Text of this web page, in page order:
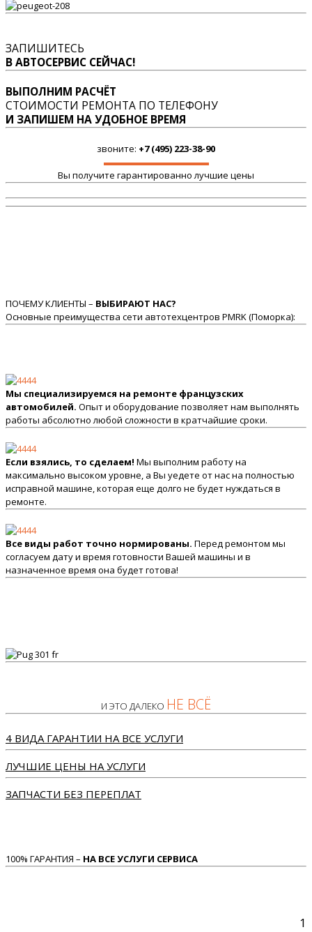
ЗАПИШИТЕСЬ
В АВТОСЕРВИС СЕЙЧАС!
ВЫПОЛНИМ РАСЧЁТ
СТОИМОСТИ РЕМОНТА ПО ТЕЛЕФОНУ
И ЗАПИШЕМ НА УДОБНОЕ ВРЕМЯ
звоните: +7 (495) 223-38-90
Вы получите гарантированно лучшие цены
ПОЧЕМУ КЛИЕНТЫ – ВЫБИРАЮТ НАС?
Основные преимущества сети автотехцентров PMRK (Поморка):
Мы специализируемся на ремонте французских
автомобилей. Опыт и оборудование позволяет нам выполнять
работы абсолютно любой сложности в кратчайшие сроки.
Если взялись, то сделаем! Мы выполним работу на
максимально высоком уровне, а Вы уедете от нас на полностью
исправной машине, которая еще долго не будет нуждаться в
ремонте.
Все виды работ точно нормированы. Перед ремонтом мы
согласуем дату и время готовности Вашей машины и в
назначенное время она будет готова!
И ЭТО ДАЛЕКО НЕ ВСЁ
4 ВИДА ГАРАНТИИ НА ВСЕ УСЛУГИ
ЛУЧШИЕ ЦЕНЫ НА УСЛУГИ
ЗАПЧАСТИ БЕЗ ПЕРЕПЛАТ
100% ГАРАНТИЯ – НА ВСЕ УСЛУГИ СЕРВИСА
1